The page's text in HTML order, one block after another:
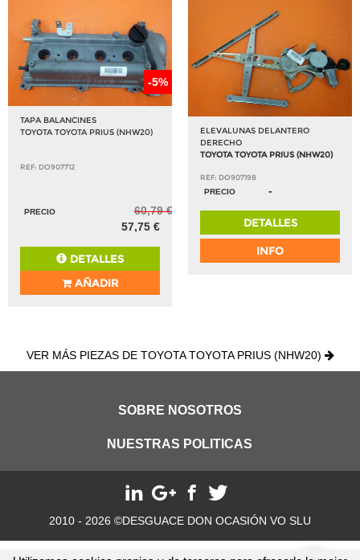
-5%
TAPA BALANCINES
TOYOTA TOYOTA PRIUS (NHW20)
REF: DO907712
PRECIO
60,79 €
57,75 €
DETALLES
AÑADIR
ELEVALUNAS DELANTERO
DERECHO
TOYOTA TOYOTA PRIUS (NHW20)
REF: DO907198
PRECIO
-
DETALLES
INFO
VER MÁS PIEZAS DE TOYOTA TOYOTA PRIUS (NHW20)
SOBRE NOSOTROS
NUESTRAS POLITICAS
2010 - 2026 ©DESGUACE DON OCASIÓN VO SLU